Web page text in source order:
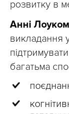
розвитку в
Анні
викладання
багатьма